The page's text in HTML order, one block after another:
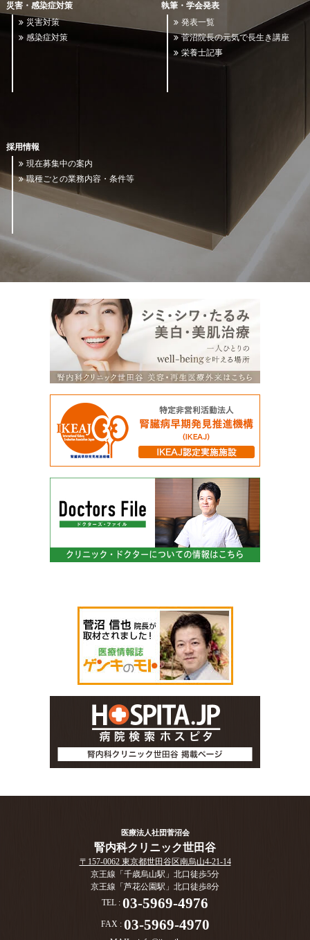
災害・感染症対策
災害対策
感染症対策
執筆・学会発表
発表一覧
菅沼院長の元気で長生き講座
栄養士記事
採用情報
現在募集中の案内
職種ごとの業務内容・条件等
医療法人社団菅沼会
腎内科クリニック世田谷
〒157-0062 東京都世田谷区南烏山4-21-14
京王線「千歳烏山駅」北口徒歩5分
京王線「芦花公園駅」北口徒歩8分
TEL : 03-5969-4976
FAX : 03-5969-4970